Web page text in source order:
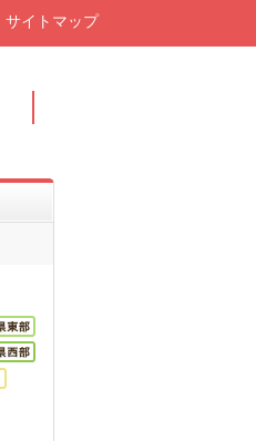
サイトマップ